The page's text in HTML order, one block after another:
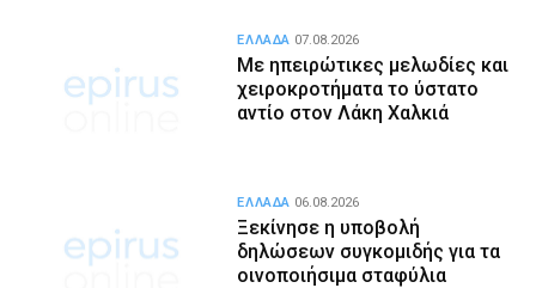
Με ηπειρώτικες μελωδίες και
χειροκροτήματα το ύστατο
αντίο στον Λάκη Χαλκιά
ΕΛΛΑΔΑ 07.08.2026
Ξεκίνησε η υποβολή
δηλώσεων συγκομιδής για τα
οινοποιήσιμα σταφύλια
ΕΛΛΑΔΑ 06.08.2026